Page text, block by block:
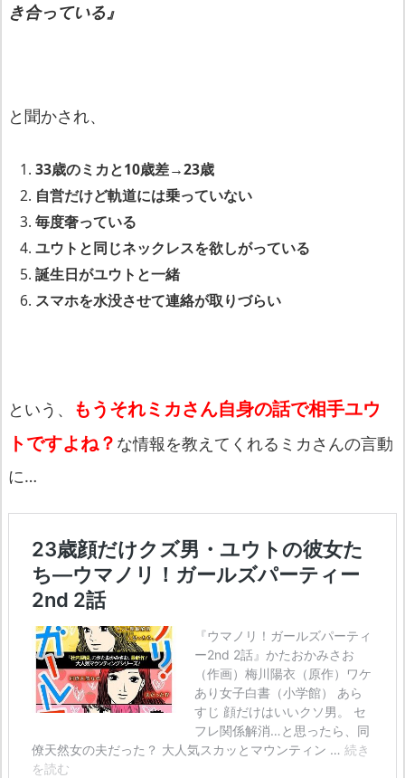
き合っている』
と聞かされ、
33歳のミカと10歳差→23歳
自営だけど軌道には乗っていない
毎度奢っている
ユウトと同じネックレスを欲しがっている
誕生日がユウトと一緒
スマホを水没させて連絡が取りづらい
という、
もうそれミカさん自身の話で相手ユウ
トですよね？ な情報を教えてくれるミカさんの言動
に…